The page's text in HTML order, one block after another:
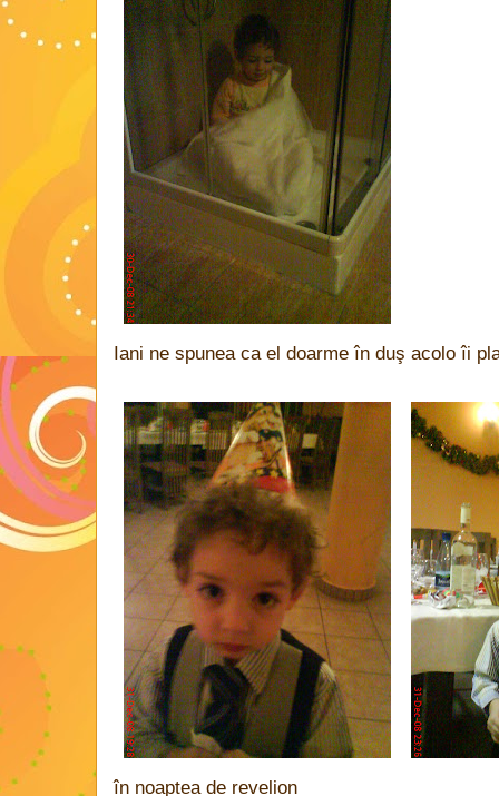
Iani ne spunea ca el doarme în duş acolo îi
în noaptea de revelion